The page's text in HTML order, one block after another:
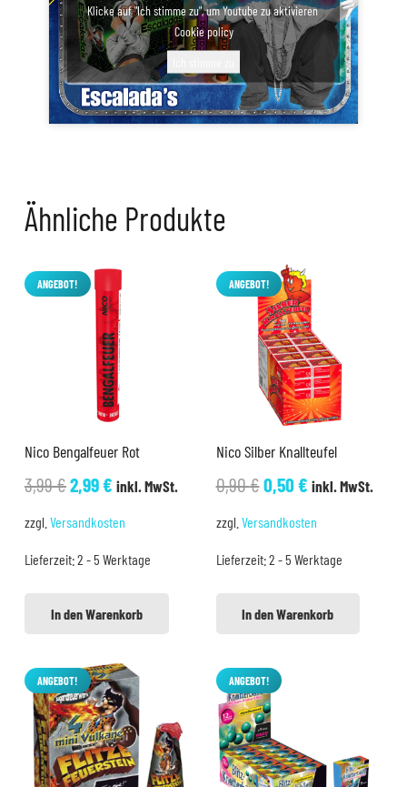
Klicke auf "Ich stimme zu", um Youtube zu aktivieren
Cookie policy
Ähnliche Produkte
ANGEBOT!
Nico Bengalfeuer Rot
3,99€Ursprünglicher
3,99 €
2,99€Aktueller
2,99 €.
inkl. MwSt.
zzgl. Versandkosten
Lieferzeit:2 - 5 Werktage
In den Warenkorb
ANGEBOT!
Nico Silber Knallteufel
0,90€Ursprünglicher
0,90 €
0,50€Aktueller
0,50 €.
inkl. MwSt.
zzgl. Versandkosten
Lieferzeit:2 - 5 Werktage
In den Warenkorb
ANGEBOT! ANGEBOT!